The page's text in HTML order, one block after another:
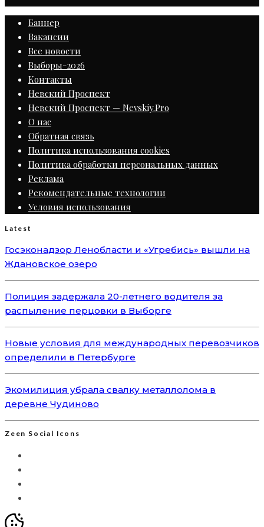
Баннер
Вакансии
Все новости
Выборы-2026
Контакты
Невский Проспект
Невский Проспект — Nevskiy.Pro
О нас
Обратная связь
Политика использования cookies
Политика обработки персональных данных
Реклама
Рекомендательные технологии
Условия использования
Latest
Госэконадзор Ленобласти и «Угребись» вышли на
Ждановское озеро
Полиция задержала 20-летнего водителя за
распыление перцовки в Выборге
Новые условия для международных перевозчиков
определили в Петербурге
Экомилиция убрала свалку металлолома в
деревне Чудиново
Zeen Social Icons